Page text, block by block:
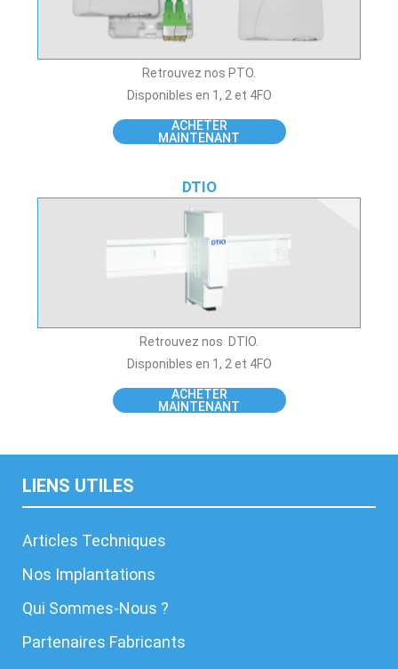
Retrouvez nos PTO.
Disponibles en 1, 2 et 4FO
ACHETER
MAINTENANT
DTIO
Retrouvez nos DTIO.
Disponibles en 1, 2 et 4FO
ACHETER
MAINTENANT
LIENS UTILES
Articles Techniques
Nos Implantations
Qui Sommes-Nous ?
Partenaires Fabricants